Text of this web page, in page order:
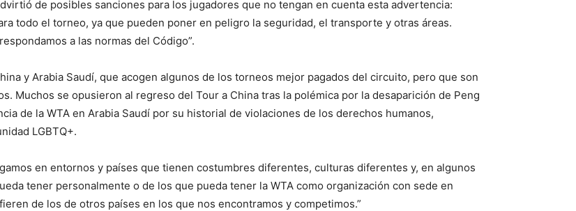
de posibles sanciones para los jugadores que no tengan en cuenta esta advertencia:
todo el torneo, ya que pueden poner en peligro la seguridad, el transporte y otras áreas.
a las normas del Código”.
y Arabia Saudí, que acogen algunos de los torneos mejor pagados del circuito, pero que son
Muchos se opusieron al regreso del Tour a China tras la polémica por la desaparición de Peng
de la WTA en Arabia Saudí por su historial de violaciones de los derechos humanos,
LGBTQ+.
en entornos y países que tienen costumbres diferentes, culturas diferentes y, en algunos
tener personalmente o de los que pueda tener la WTA como organización con sede en
de los de otros países en los que nos encontramos y competimos.”